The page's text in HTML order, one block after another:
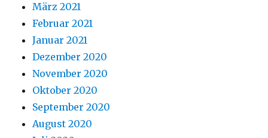
März 2021
Februar 2021
Januar 2021
Dezember 2020
November 2020
Oktober 2020
September 2020
August 2020